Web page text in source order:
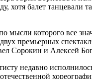
хотя балет танцевали
мысли которого все
премьерных
Сорокин и Алексей
недавно